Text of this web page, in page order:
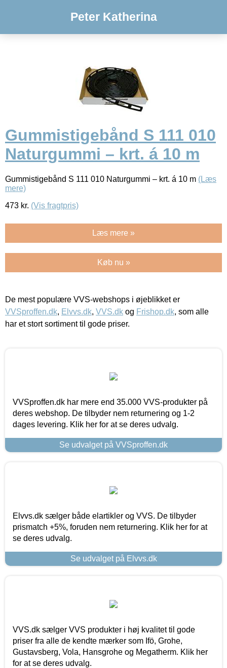
Peter Katherina
Gummistigebånd S 111 010
Naturgummi – krt. á 10 m
Gummistigebånd S 111 010 Naturgummi – krt. á 10 m (Læs
mere)
473 kr. (Vis fragtpris)
Læs mere »
Køb nu »
De mest populære VVS-webshops i øjeblikket er
VVSproffen.dk, Elvvs.dk, VVS.dk og Frishop.dk, som alle
har et stort sortiment til gode priser.
VVSproffen.dk har mere end 35.000 VVS-produkter på
deres webshop. De tilbyder nem returnering og 1-2
dages levering. Klik her for at se deres udvalg.
Se udvalget på VVSproffen.dk
Elvvs.dk sælger både elartikler og VVS. De tilbyder
prismatch +5%, foruden nem returnering. Klik her for at
se deres udvalg.
Se udvalget på Elvvs.dk
VVS.dk sælger VVS produkter i høj kvalitet til gode
priser fra alle de kendte mærker som Ifö, Grohe,
Gustavsberg, Vola, Hansgrohe og Megatherm. Klik her
for at se deres udvalg.